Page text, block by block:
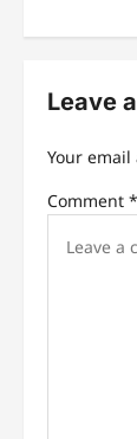
Leave
Your
Comment *